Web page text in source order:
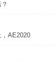
，AE2020